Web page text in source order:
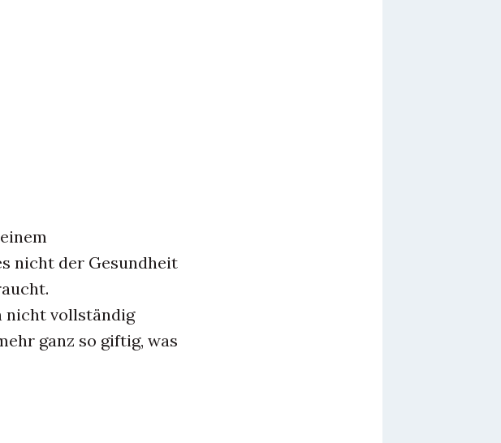
nicht der Gesundheit
nicht vollständig
ganz so giftig, was